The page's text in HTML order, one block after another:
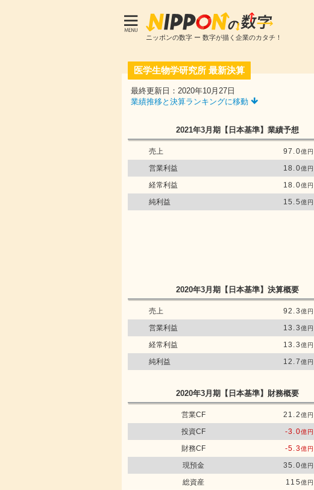
ニッポンの数字 ー 数字が描く企業のカタチ！
医学生物学研究所 最新決算
最終更新日：2020年10月27日
業績推移と決算ランキングに移動
2021年3月期 【日本基準】 業績予想
売上 97.0億円
営業利益 18.0億円
経常利益 18.0億円
純利益 15.5億円
2020年3月期 【日本基準】 決算概要
売上 92.3億円
営業利益 13.3億円
経常利益 13.3億円
純利益 12.7億円
2020年3月期 【日本基準】 財務概要
営業CF 21.2億円
投資CF -3.0億円
財務CF -5.3億円
現預金 35.0億円
総資産 115億円